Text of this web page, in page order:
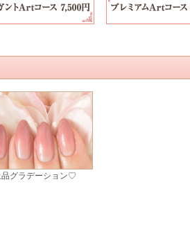
品グラデーション♡